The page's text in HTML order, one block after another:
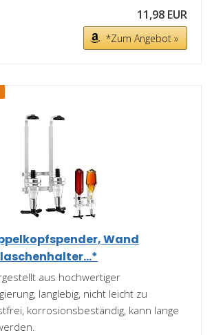
11,98 EUR
*Zum Angebot »
Wand
aus hochwertiger
langlebig, nicht leicht zu
korrosionsbeständig, kann lange